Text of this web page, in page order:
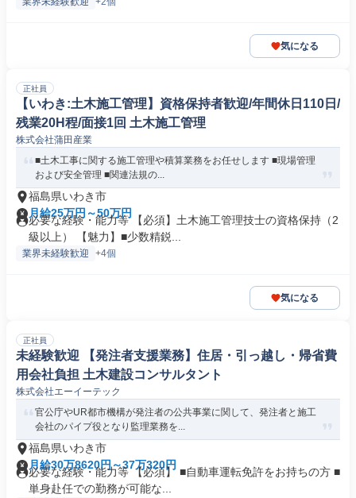
気になる
正社員
【いわき:土木施工管理】資格保持者歓迎/年間休日110日/
残業20H程/面接1回 土木施工管理
株式会社蒲田産業
■土木工事に関する施工管理や積算業務をお任せします ■現場管理
および安全管理 ■関連法規の...
福島県いわき市
月給25万円～50万円
必要な経験・能力等 【必須】土木施工管理技士の資格保持（2
級以上） 【魅力】■少数精鋭...
業界未経験歓迎 +4個
気になる
正社員
未経験歓迎 【発注者支援業務】住居・引っ越し・帰省費
用会社負担 土木建設コンサルタント
株式会社エーイーテック
官公庁やUR都市機構が発注者の公共事業に関して、発注者と施工
会社のパイプ役となり監理業務を...
福島県いわき市
月給30万8620円～37万320円
必要な経験・能力等 【必須】 ■自動車運転免許をお持ちの方 ■
単身赴任での勤務が可能な...